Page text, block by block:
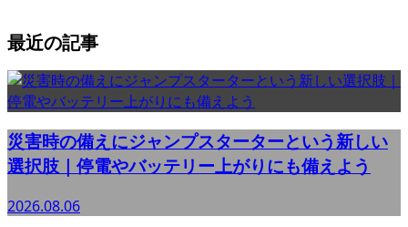
最近の記事
災害時の備えにジャンプスターターという新しい
選択肢｜停電やバッテリー上がりにも備えよう
2026.08.06